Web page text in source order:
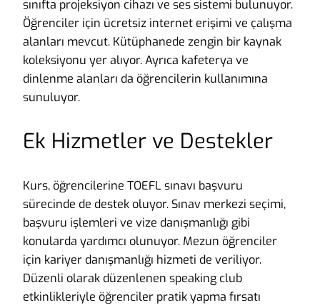
sınıfta projeksiyon cihazı ve ses sistemi bulunuyor.
Öğrenciler için ücretsiz internet erişimi ve çalışma
alanları mevcut. Kütüphanede zengin bir kaynak
koleksiyonu yer alıyor. Ayrıca kafeterya ve
dinlenme alanları da öğrencilerin kullanımına
sunuluyor.
Ek Hizmetler ve Destekler
Kurs, öğrencilerine TOEFL sınavı başvuru
sürecinde de destek oluyor. Sınav merkezi seçimi,
başvuru işlemleri ve vize danışmanlığı gibi
konularda yardımcı olunuyor. Mezun öğrenciler
için kariyer danışmanlığı hizmeti de veriliyor.
Düzenli olarak düzenlenen speaking club
etkinlikleriyle öğrenciler pratik yapma fırsatı